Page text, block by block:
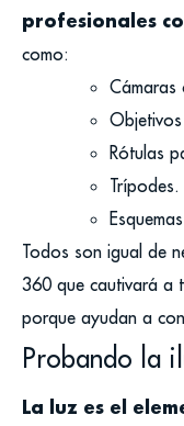
profesionales
como:
Cámaras
Rótulas
Trípodes.
Todos son igual de
360 que cautivará a
porque ayudan a
Probando la
La luz es el